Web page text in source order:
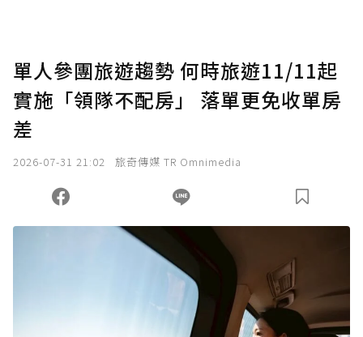
確認送出
您當前剩餘 U 利點數：0點；前往 購買點數
單人參團旅遊趨勢 何時旅遊11/11起
實施「領隊不配房」 落單更免收單房
差
2026-07-31 21:02 旅奇傳媒 TR Omnimedia